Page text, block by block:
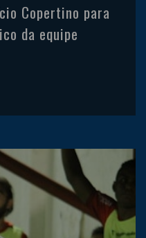
Copertino para
da equipe